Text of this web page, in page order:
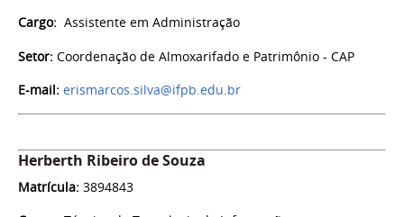
Cargo: Assistente em Administração
Setor: Coordenação de Almoxarifado e Patrimônio - CAP
E-mail: erismarcos.silva@ifpb.edu.br
Herberth Ribeiro de Souza
Matrícula: 3894843